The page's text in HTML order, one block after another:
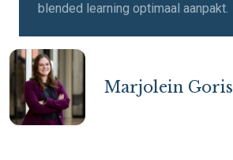
blended learning optimaal aanpakt.
Marjolein Goris